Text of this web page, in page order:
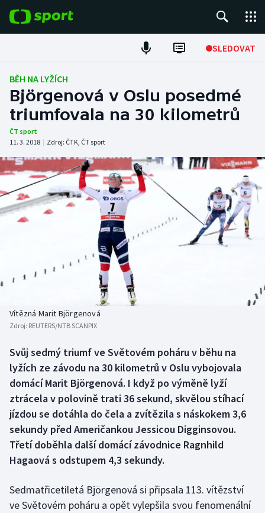
SLEDOVAT
Fotbal
Hokej
Tenis
Atletika
Cyklistika
DALŠÍ SPORTY
Baseball a softbal
Biatlon
Boby a skeleton
Box
Curling
Dostihy
Futsal
Soutěže
Historické návraty
Aplikace ČT sport
AZ kvíz
BĚH NA LYŽÍCH
Björgenová v Oslu posedmé
triumfovala na 30 kilometrů
ČT sport
11. 3. 2018 | Zdroj: ČTK, ČT sport
Vítězná Marit Björgenová
Zdroj: REUTERS/NTB SCANPIX
Svůj sedmý triumf ve Světovém poháru v běhu na
lyžích ze závodu na 30 kilometrů v Oslu vybojovala
domácí Marit Björgenová. I když po výměně lyží
ztrácela v polovině trati 36 sekund, skvělou stíhací
jízdou se dotáhla do čela a zvítězila s náskokem 3,6
sekundy před Američankou Jessicou Digginsovou.
Třetí doběhla další domácí závodnice Ragnhild
Hagaová s odstupem 4,3 sekundy.
Sedmatřicetiletá Björgenová si připsala 113. vítězství
ve Světovém poháru a opět vylepšila svou fenomenální